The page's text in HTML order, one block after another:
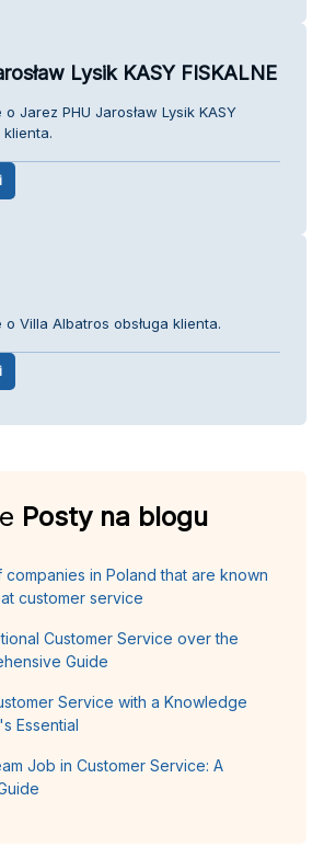
Lysik KASY FISKALNE
Jarez PHU Jarosław Lysik KASY
klienta.
Villa Albatros obsługa klienta.
Posty na blogu
in Poland that are known
customer service
Customer Service over the
Guide
Service with a Knowledge
Essential
Job in Customer Service: A